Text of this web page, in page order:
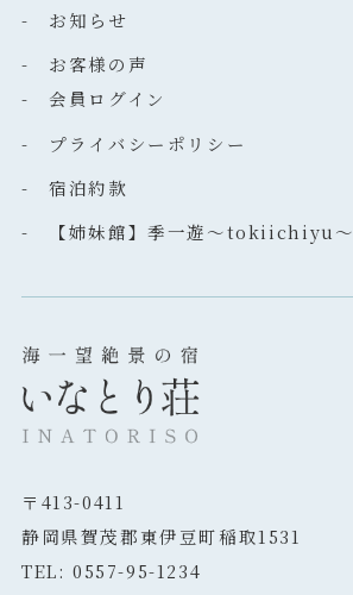
- お知らせ
- お客様の声
- 会員ログイン
- プライバシーポリシー
- 宿泊約款
- 【姉妹館】季一遊～tokiichiyu～
〒413-0411
静岡県賀茂郡東伊豆町稲取1531
TEL: 0557-95-1234